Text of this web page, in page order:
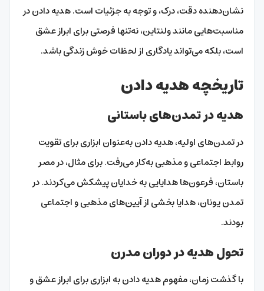
نشان‌دهنده دقت، درک، و توجه به جزئیات است. هدیه دادن در
مناسبت‌هایی مانند ولنتاین، نه‌تنها فرصتی برای ابراز عشق
است، بلکه می‌تواند یادگاری از لحظات خوش زندگی باشد.
تاریخچه هدیه دادن
هدیه در تمدن‌های باستانی
در تمدن‌های اولیه، هدیه دادن به‌عنوان ابزاری برای تقویت
روابط اجتماعی و مذهبی به‌کار می‌رفت. برای مثال، در مصر
باستان، فرعون‌ها هدایایی به خدایان پیشکش می‌کردند. در
تمدن یونان، هدایا بخشی از آیین‌های مذهبی و اجتماعی
بودند.
تحول هدیه در دوران مدرن
با گذشت زمان، مفهوم هدیه دادن به ابزاری برای ابراز عشق و